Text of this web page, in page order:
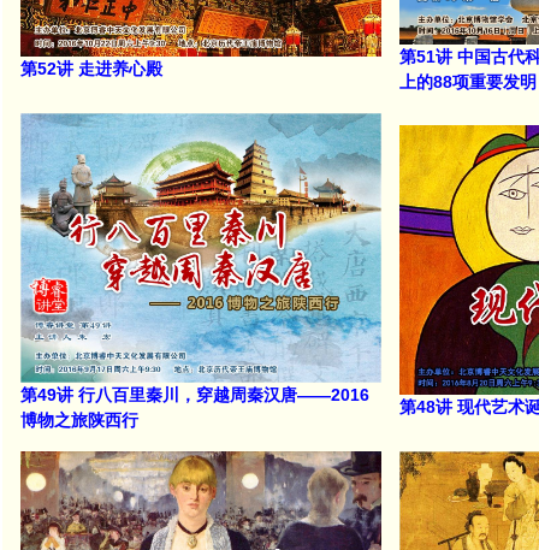
第52讲 走进养心殿
第51讲 中国古代
上的88项重要发明
第49讲 行八百里秦川，穿越周秦汉唐——2016
博物之旅陕西行
第48讲 现代艺术